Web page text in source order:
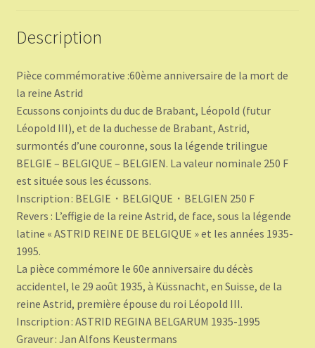
Description
Pièce commémorative :60ème anniversaire de la mort de
la reine Astrid
Ecussons conjoints du duc de Brabant, Léopold (futur
Léopold III), et de la duchesse de Brabant, Astrid,
surmontés d’une couronne, sous la légende trilingue
BELGIE – BELGIQUE – BELGIEN. La valeur nominale 250 F
est située sous les écussons.
Inscription : BELGIE・BELGIQUE・BELGIEN 250 F
Revers : L’effigie de la reine Astrid, de face, sous la légende
latine « ASTRID REINE DE BELGIQUE » et les années 1935-
1995.
La pièce commémore le 60e anniversaire du décès
accidentel, le 29 août 1935, à Küssnacht, en Suisse, de la
reine Astrid, première épouse du roi Léopold III.
Inscription : ASTRID REGINA BELGARUM 1935-1995
Graveur : Jan Alfons Keustermans